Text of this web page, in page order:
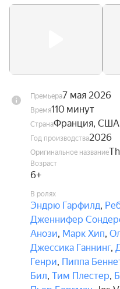
Увы, цифровой
мире эльфов и фей
ветках.
Премьера7 мая 2026
Время110 минут
СтранаФранция,
Год производства2026
Оригинальное название
Возраст
6+
В ролях
Эндрю Гарфилд,
Дженнифер
Анози, Марк Хип,
Джессика Ганнинг,
Генри, Пиппа
Бил, Тим Плестер,